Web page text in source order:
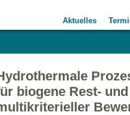
Aktuelles
biogene Rest-